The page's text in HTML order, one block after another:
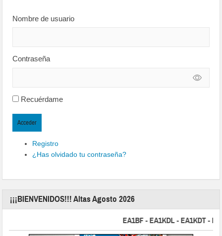
Nombre de usuario
Contraseña
Recuérdame
Acceder
Registro
¿Has olvidado tu contraseña?
¡¡¡BIENVENIDOS!!! Altas Agosto 2026
EA1BF - EA1KDL - EA1KDT -